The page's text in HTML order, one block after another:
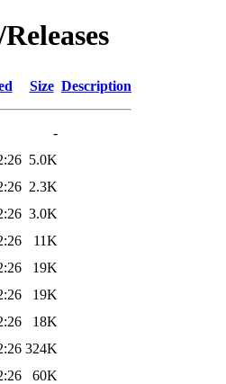
Size Description
-
5.0K
2.3K
3.0K
11K
19K
19K
18K
324K
60K